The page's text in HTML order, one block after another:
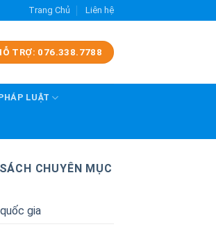
Trang Chủ Liên hệ
TRỢ: 076.338.7788
LUẬT
CHUYÊN MỤC
gia